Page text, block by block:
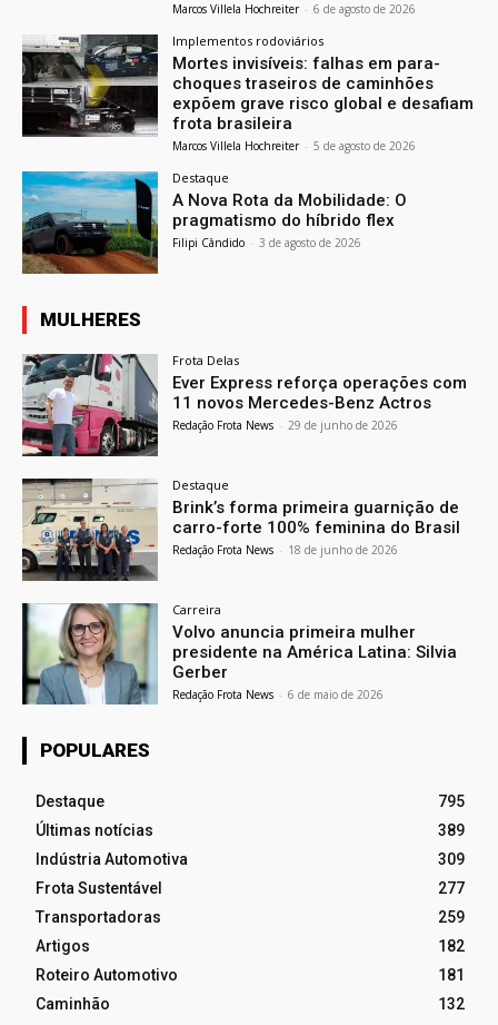
Marcos Villela Hochreiter - 6 de agosto de 2026
Implementos rodoviários
Mortes invisíveis: falhas em para-
choques traseiros de caminhões
expõem grave risco global e desafiam
frota brasileira
Marcos Villela Hochreiter - 5 de agosto de 2026
Destaque
A Nova Rota da Mobilidade: O
pragmatismo do híbrido flex
Filipi Cândido - 3 de agosto de 2026
MULHERES
Frota Delas
Ever Express reforça operações com
11 novos Mercedes-Benz Actros
Redação Frota News - 29 de junho de 2026
Destaque
Brink’s forma primeira guarnição de
carro-forte 100% feminina do Brasil
Redação Frota News - 18 de junho de 2026
Carreira
Volvo anuncia primeira mulher
presidente na América Latina: Silvia
Gerber
Redação Frota News - 6 de maio de 2026
POPULARES
Destaque
795
Últimas notícias
389
Indústria Automotiva
309
Frota Sustentável
277
Transportadoras
259
Artigos
182
Roteiro Automotivo
181
Caminhão
132